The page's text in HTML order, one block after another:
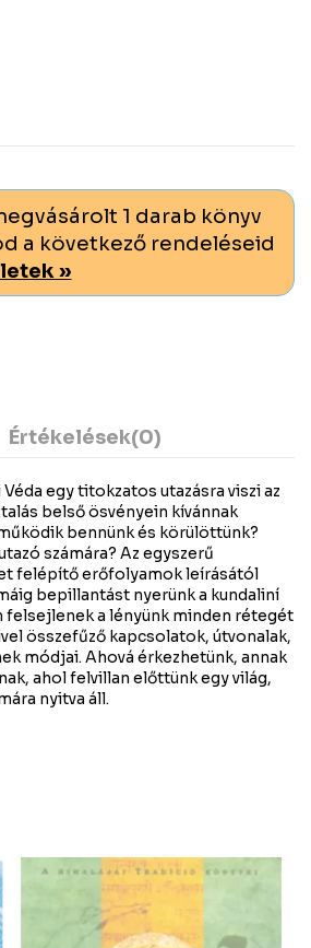
1 darab könyv
a következő rendeléseid
»
Értékelések(0)
egy titokzatos utazásra viszi az
belső ösvényein kívánnak
bennünk és körülöttünk?
számára? Az egyszerű
felépítő erőfolyamok leírásától
bepillantást nyerünk a kundaliní
felsejlenek a lényünk minden rétegét
összefűző kapcsolatok, útvonalak,
módjai. Ahová érkezhetünk, annak
ahol felvillan előttünk egy világ,
nyitva áll.